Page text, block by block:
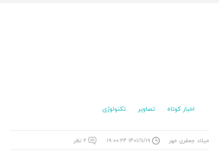
اخبار کوتاه تصاویر تکنولوژی
میلاد جعفری مهر ۱۴۰۱/۱۱/۱۹ ۱۹:۰۰:۲۴ ۲ نظر